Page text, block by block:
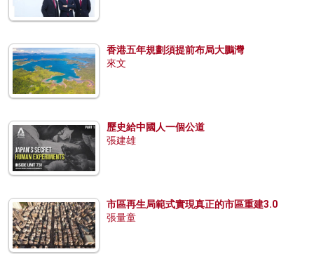
香港五年規劃須提前布局大鵬灣
來文
歷史給中國人一個公道
張建雄
市區再生局範式實現真正的市區重建3.0
張量童